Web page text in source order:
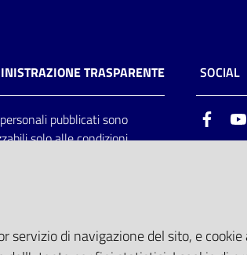
TRASPARENTE
pubblicati sono
solo alle condizioni
SOCIAL
di navigazione del sito, e